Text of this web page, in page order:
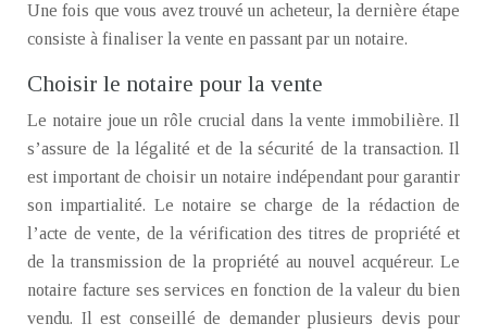
Une fois que vous avez trouvé un acheteur, la dernière étape
consiste à finaliser la vente en passant par un notaire.
Choisir le notaire pour la vente
Le notaire joue un rôle crucial dans la vente immobilière. Il
s’assure de la légalité et de la sécurité de la transaction. Il
est important de choisir un notaire indépendant pour garantir
son impartialité. Le notaire se charge de la rédaction de
l’acte de vente, de la vérification des titres de propriété et
de la transmission de la propriété au nouvel acquéreur. Le
notaire facture ses services en fonction de la valeur du bien
vendu. Il est conseillé de demander plusieurs devis pour